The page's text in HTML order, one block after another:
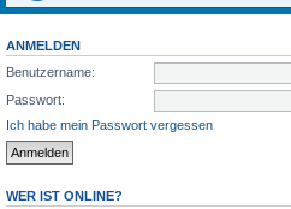
ANMELDEN
Benutzername:
Passwort:
Ich habe mein Passwort vergessen
WER IST ONLINE?